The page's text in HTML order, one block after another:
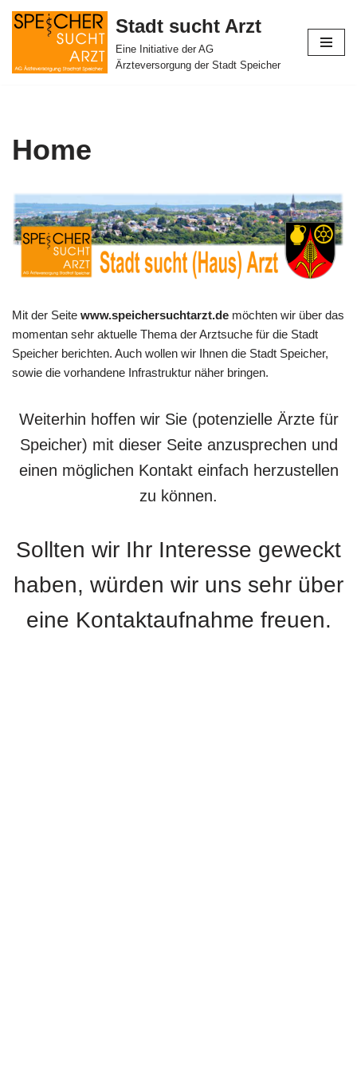
Stadt sucht Arzt
Eine Initiative der AG
Ärzteversorgung der Stadt Speicher
Home
Mit der Seite www.speichersuchtarzt.de möchten wir über das
momentan sehr aktuelle Thema der Arztsuche für die Stadt
Speicher berichten. Auch wollen wir Ihnen die Stadt Speicher,
sowie die vorhandene Infrastruktur näher bringen.
Weiterhin hoffen wir Sie (potenzielle Ärzte für
Speicher) mit dieser Seite anzusprechen und
einen möglichen Kontakt einfach herzustellen
zu können.
Sollten wir Ihr Interesse geweckt
haben, würden wir uns sehr über
eine Kontaktaufnahme freuen.